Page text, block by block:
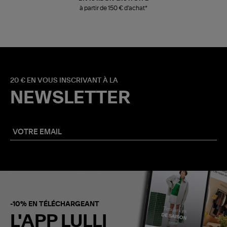
à partir de 150 € d'achat*
20 € EN VOUS INSCRIVANT À LA
NEWSLETTER
-10% EN TÉLÉCHARGEANT
L'APP LULLI